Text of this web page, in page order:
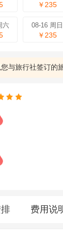
￥235
六 08-16 周日
￥235
与旅行社签订的
费用说